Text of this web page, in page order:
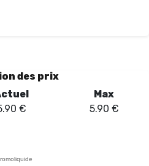
du fruit du dragon, le tout
glacé qui apporte une
Sa compatibilité avec tous
mg), il s'adapte aux préférences
des prix
€
Max
5.90 €